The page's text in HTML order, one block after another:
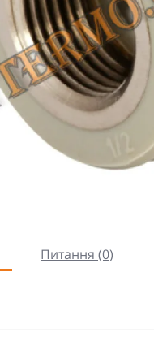
Питання (0)